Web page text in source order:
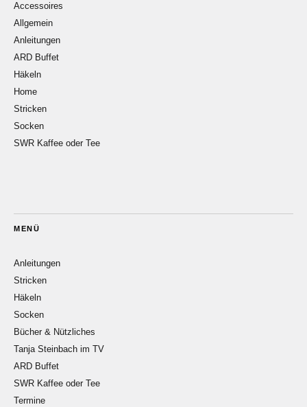
Accessoires
Allgemein
Anleitungen
ARD Buffet
Häkeln
Home
Stricken
Socken
SWR Kaffee oder Tee
MENÜ
Anleitungen
Stricken
Häkeln
Socken
Bücher & Nützliches
Tanja Steinbach im TV
ARD Buffet
SWR Kaffee oder Tee
Termine